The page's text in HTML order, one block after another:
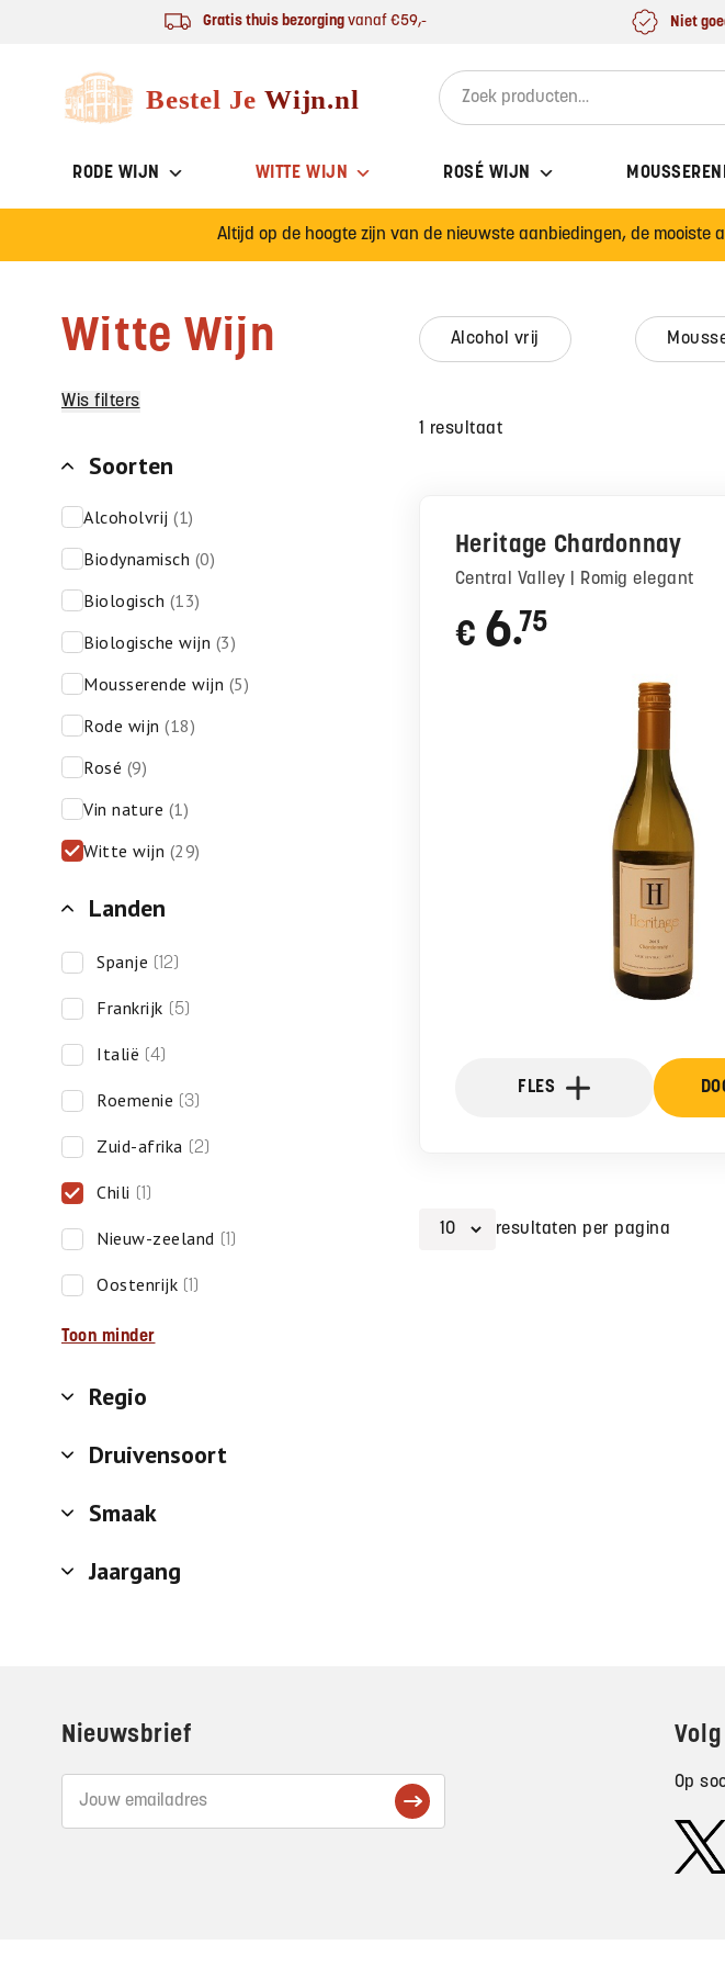
Gratis thuis bezorgingvanaf €59,- Niet
Bestel Je Wijn
Search for:
RODE WIJN WITTE WIJN ROSÉ WIJN
Altijd op de hoogte zijn van de nieuwste aanbiedingen, de mooiste
Witte Wijn
Wis filters
Soorten
alcoholvrij (1)
biodynamisch (0)
biologisch (13)
biologische wijn (3)
mousserende wijn (5)
rode wijn (18)
rosé (9)
vin nature (1)
witte wijn (29)
Landen
spanje (12)
frankrijk (5)
italië (4)
roemenie (3)
zuid-afrika (2)
chili (1)
nieuw-zeeland (1)
oostenrijk (1)
Toon minder
Regio
Druivensoort
Smaak
Jaargang
alcohol vrij
1 resultaat
Heritage Chardonnay
Central Valley | Romig elegant
€ 6●
75
FLES
resultaten per pagina
Nieuwsbrief
Op